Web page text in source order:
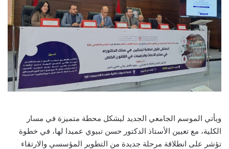
ويأتي الموسم الجامعي الجديد ليشكل محطة متميزة في مسار
الكلية، مع تعيين الأستاذ الدكتور حسن تبيوي عميدا لها، في خطوة
تؤشر على انطلاقة مرحلة جديدة من التطوير المؤسسي والارتقاء